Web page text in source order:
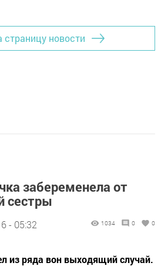
страницу новости
забеременела от
сестры
- 05:32 1034 0 0
из ряда вон выходящий случай.